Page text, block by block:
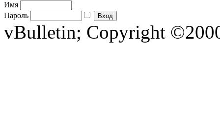
Имя
Пароль
vBulletin; Copyright